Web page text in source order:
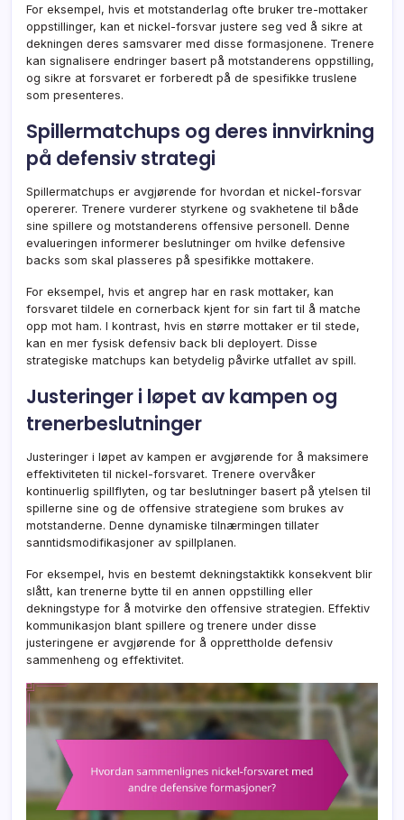
For eksempel, hvis et motstanderlag ofte bruker tre-mottaker
oppstillinger, kan et nickel-forsvar justere seg ved å sikre at
dekningen deres samsvarer med disse formasjonene. Trenere
kan signalisere endringer basert på motstanderens oppstilling,
og sikre at forsvaret er forberedt på de spesifikke truslene
som presenteres.
Spillermatchups og deres innvirkning
på defensiv strategi
Spillermatchups er avgjørende for hvordan et nickel-forsvar
opererer. Trenere vurderer styrkene og svakhetene til både
sine spillere og motstanderens offensive personell. Denne
evalueringen informerer beslutninger om hvilke defensive
backs som skal plasseres på spesifikke mottakere.
For eksempel, hvis et angrep har en rask mottaker, kan
forsvaret tildele en cornerback kjent for sin fart til å matche
opp mot ham. I kontrast, hvis en større mottaker er til stede,
kan en mer fysisk defensiv back bli deployert. Disse
strategiske matchups kan betydelig påvirke utfallet av spill.
Justeringer i løpet av kampen og
trenerbeslutninger
Justeringer i løpet av kampen er avgjørende for å maksimere
effektiviteten til nickel-forsvaret. Trenere overvåker
kontinuerlig spillflyten, og tar beslutninger basert på ytelsen til
spillerne sine og de offensive strategiene som brukes av
motstanderne. Denne dynamiske tilnærmingen tillater
sanntidsmodifikasjoner av spillplanen.
For eksempel, hvis en bestemt dekningstaktikk konsekvent blir
slått, kan trenerne bytte til en annen oppstilling eller
dekningstype for å motvirke den offensive strategien. Effektiv
kommunikasjon blant spillere og trenere under disse
justeringene er avgjørende for å opprettholde defensiv
sammenheng og effektivitet.